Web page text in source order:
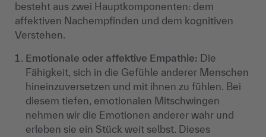
besteht aus zwei Hauptkomponenten: dem
affektiven Nachempfinden und dem kognitiven
Verstehen.
Emotionale oder affektive Empathie: Die
Fähigkeit, sich in die Gefühle anderer Menschen
hineinzuversetzen und mit ihnen zu fühlen. Bei
diesem tiefen, emotionalen Mitschwingen
nehmen wir die Emotionen anderer wahr und
erleben sie ein Stück weit selbst. Dieses